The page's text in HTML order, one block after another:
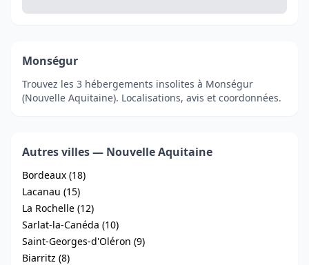
Monségur
Trouvez les 3 hébergements insolites à Monségur
(Nouvelle Aquitaine). Localisations, avis et coordonnées.
Autres villes — Nouvelle Aquitaine
Bordeaux (18)
Lacanau (15)
La Rochelle (12)
Sarlat-la-Canéda (10)
Saint-Georges-d'Oléron (9)
Biarritz (8)